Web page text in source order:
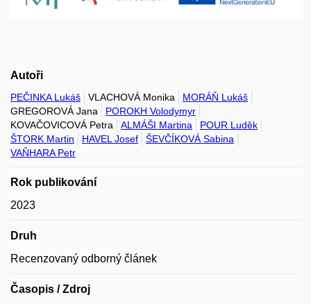
Autoři
PEČINKA Lukáš VLACHOVÁ Monika
MORÁŇ Lukáš
GREGOROVÁ Jana
POROKH Volodymyr
KOVAČOVICOVÁ Petra
ALMÁŠI Martina
POUR Luděk
ŠTORK Martin
HAVEL Josef
ŠEVČÍKOVÁ Sabina
VAŇHARA Petr
Rok publikování
2023
Druh
Recenzovaný odborný článek
Časopis / Zdroj